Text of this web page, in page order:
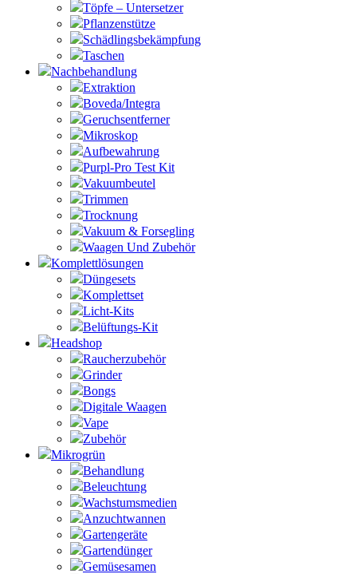
Töpfe – Untersetzer
Pflanzenstütze
Schädlingsbekämpfung
Taschen
Nachbehandlung
Extraktion
Boveda/Integra
Geruchsentferner
Mikroskop
Aufbewahrung
Purpl-Pro Test Kit
Vakuumbeutel
Trimmen
Trocknung
Vakuum & Forsegling
Waagen Und Zubehör
Komplettlösungen
Düngesets
Komplettset
Licht-Kits
Belüftungs-Kit
Headshop
Raucherzubehör
Grinder
Bongs
Digitale Waagen
Vape
Zubehör
Mikrogrün
Behandlung
Beleuchtung
Wachstumsmedien
Anzuchtwannen
Gartengeräte
Gartendünger
Gemüsesamen